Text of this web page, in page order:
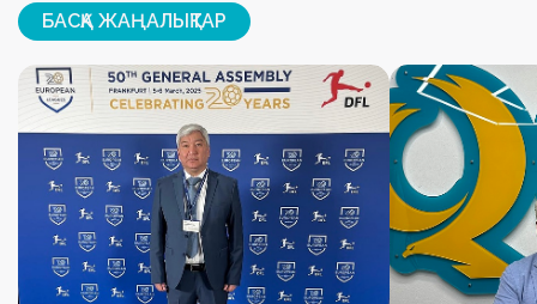
БАСҚА ЖАҢАЛЫҚТАР